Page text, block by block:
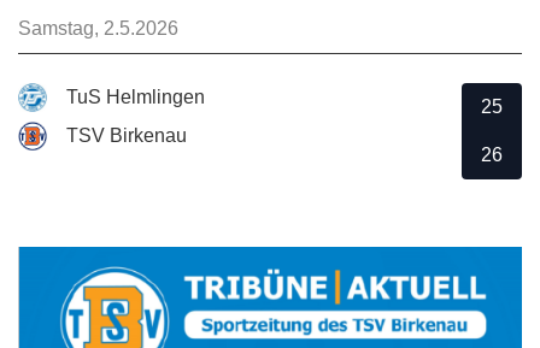
Samstag, 2.5.2026
TuS Helmlingen
TSV Birkenau
25
26